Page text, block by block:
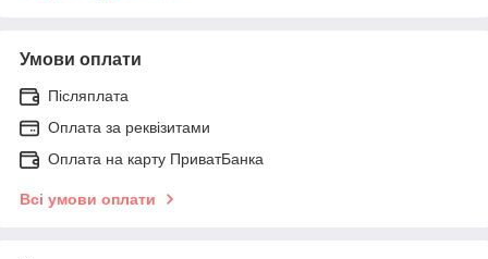
Умови оплати
Післяплата
Оплата за реквізитами
Оплата на карту ПриватБанка
Всі умови оплати